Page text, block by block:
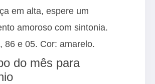
em alta, espere um
amoroso com sintonia.
86 e 05. Cor: amarelo.
do mês para